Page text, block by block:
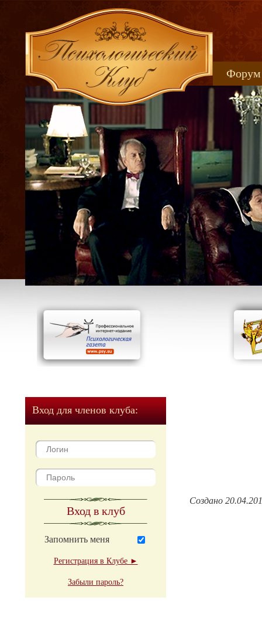
Форум
Вход для членов клуба:
Вход в клуб
Запомнить меня
Регистрация в Клубе ►
Забыли пароль?
Создано